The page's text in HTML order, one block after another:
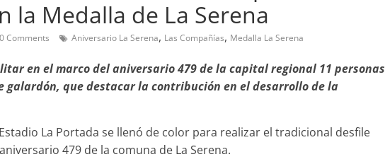
la Medalla de La Serena
0 Comments Aniversario La Serena, Las Compañías, Medalla La Serena
en el marco del aniversario 479 de la capital regional 11 personas
galardón, que destacar la contribución en el desarrollo de la
La Portada se llenó de color para realizar el tradicional desfile
479 de la comuna de La Serena.
Vecinal
abandono de casa